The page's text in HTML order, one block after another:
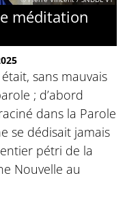
méditation
sans mauvais
; d’abord
dans la Parole
se dédisait jamais
pétri de la
Nouvelle au